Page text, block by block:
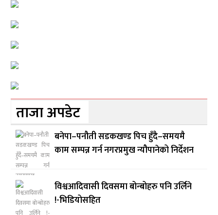
ताजा अपडेट
बनेपा–पनौती सडकखण्ड पिच हुँदै–समयमै
काम सम्पन्न गर्न नगरप्रमुख न्यौपानेको निर्देशन
विश्वआदिवासी दिवसमा बोन्बोहरु पनि उर्लिने
!-भिडियोसहित